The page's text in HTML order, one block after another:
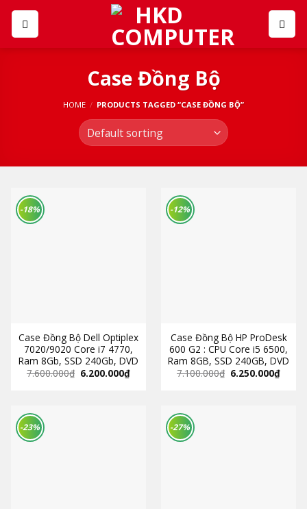
Skip
content
Case Đồng Bộ
HOME / PRODUCTS TAGGED “CASE ĐỒNG BỘ”
-18%
Case Đồng Bộ Dell Optiplex
7020/9020 Core i7 4770,
Ram 8Gb, SSD 240Gb, DVD
7.600.000₫ 6.200.000₫
-12%
Case Đồng Bộ HP ProDesk
600 G2 : CPU Core i5 6500,
Ram 8GB, SSD 240GB, DVD
7.100.000₫ 6.250.000₫
-23% -27%